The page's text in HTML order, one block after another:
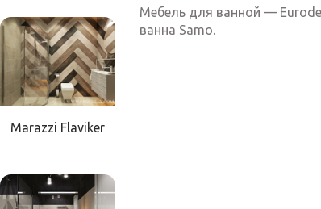
Marazzi Flaviker
Мебель для ванной —
ванна Samo.